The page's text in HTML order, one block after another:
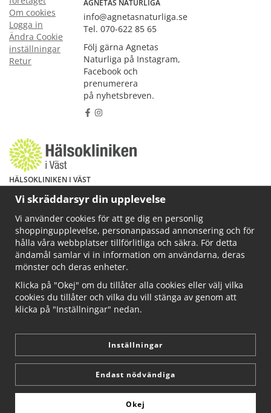
Om cookies
Logga in
Ändra Cookie
inställningar
Retur
AGNETAS NATURLIGA
info@agnetasnaturliga.se
Tel. 070-622 85 65
Följ gärna Agnetas
Naturliga på Instagram,
Facebook och
prenumerera
på nyhetsbreven.
HÄLSOKLINIKEN I VÄST
Har du hälsoproblem? Fråga mig!
info@ahkliniken.se eller ring 070-622 85 65
Läs gärna mer på www.ahkliniken.se
Vi skräddarsyr din upplevelse
Vi använder cookies för att ge dig en personlig
shoppingupplevelse, personanpassad annonsering och för
hålla våra webbplatser tillförlitliga och säkra. För detta
ändamål samlar vi in information om användarna, deras
mönster och deras enheter.
Klicka på "Okej" om du tillåter alla cookies eller välj vilka
cookies du tillåter och vilka du vill stänga av genom att
klicka på "Inställningar" nedan.
Inställningar
Endast nödvändiga
Okej